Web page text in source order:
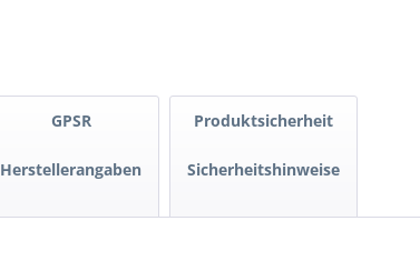
GPSR
Herstellerangaben
Produktsicherheit
Sicherheitshinweise